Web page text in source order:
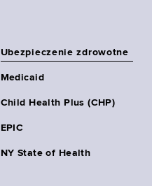
Ubezpieczenie zdrowotne
Medicaid
Child Health Plus (CHP)
EPIC
NY State of Health